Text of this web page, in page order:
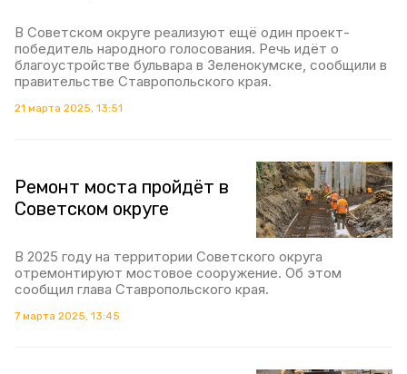
В Советском округе реализуют ещё один проект-
победитель народного голосования. Речь идёт о
благоустройстве бульвара в Зеленокумске, сообщили в
правительстве Ставропольского края.
21 марта 2025, 13:51
Ремонт моста пройдёт в
Советском округе
В 2025 году на территории Советского округа
отремонтируют мостовое сооружение. Об этом
сообщил глава Ставропольского края.
7 марта 2025, 13:45